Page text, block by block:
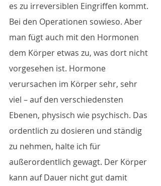
es zu irreversiblen Eingriffen kommt.
Bei den Operationen sowieso. Aber
man fügt auch mit den Hormonen
dem Körper etwas zu, was dort nicht
vorgesehen ist. Hormone
verursachen im Körper sehr, sehr
viel – auf den verschiedensten
Ebenen, physisch wie psychisch. Das
ordentlich zu dosieren und ständig
zu nehmen, halte ich für
außerordentlich gewagt. Der Körper
kann auf Dauer nicht gut damit